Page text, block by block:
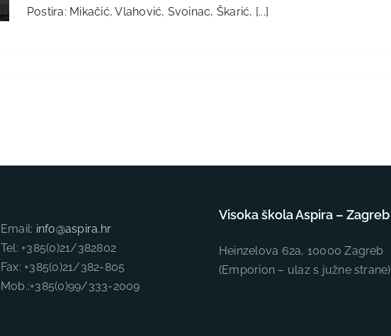
Postira: Mikačić, Vlahović, Svoinac, Škarić, [...]
Email: info@aspira.hr
Tel: +385(0)21/382802
Fax: +385(0)21/382-805
Mob.:+385(0)99/333-2009
Visoka škola Aspira – Zagreb
Heinzelova 62a, 10000 Zagreb
(Emporion – ulaz s južne strane)